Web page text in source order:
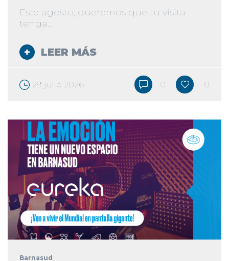
Este agosto, queremos que tu visita
tenga...
LEER MÁS
29 julio 2026 0 0
Barnasud